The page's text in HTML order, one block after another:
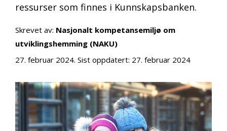
ressurser som finnes i Kunnskapsbanken.
Skrevet av: Nasjonalt kompetansemiljø om
utviklingshemming (NAKU)
27. februar 2024. Sist oppdatert: 27. februar 2024